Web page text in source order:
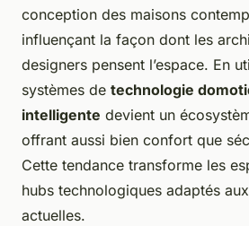
conception des maisons
influençant la façon dont les
designers pensent l’espace. En
systèmes de technologie
intelligente devient un
offrant aussi bien confort que
Cette tendance transforme les
hubs technologiques adaptés
actuelles.